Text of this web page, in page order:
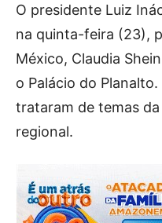
O presidente Luiz
na quinta-feira (23),
México, Claudia
o Palácio do
trataram de temas
regional.